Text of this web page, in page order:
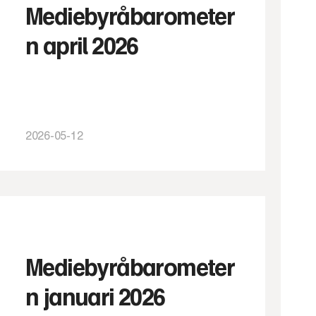
Mediebyråbarometer
n april 2026
2026-05-12
Mediebyråbarometer
n januari 2026